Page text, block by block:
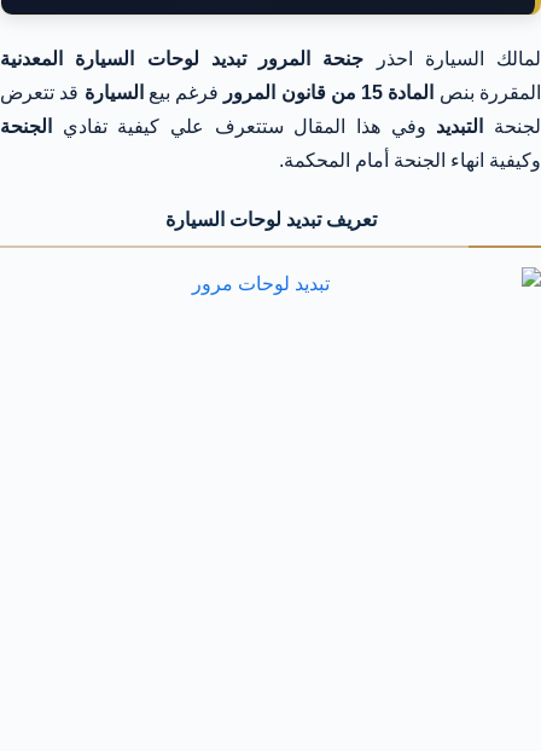
لمالك السيارة احذر جنحة المرور تبديد لوحات السيارة المعدنية
المقررة بنص
المادة 15 من قانون المرور فرغم بيع السيارة قد تتعرض
لجنحة
التبديد وفي هذا المقال ستتعرف علي كيفية تفادي
الجنحة
وكيفية انهاء الجنحة أمام المحكمة.
تعريف تبديد لوحات السيارة